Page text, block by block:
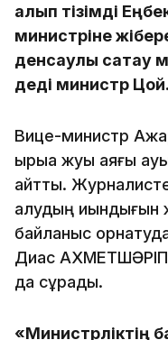
алып тізімді
министріне
денсаулық сақтау
деді министр Цой.
Вице-министр
қырыққа жуық аяғы
айтты.
алудың қиындығын
байланыс
Диас
да сұрады.
«Министрліктің